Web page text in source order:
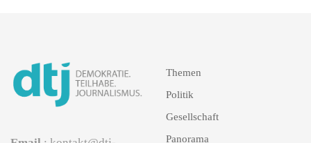
Themen
Politik
Gesellschaft
Panorama